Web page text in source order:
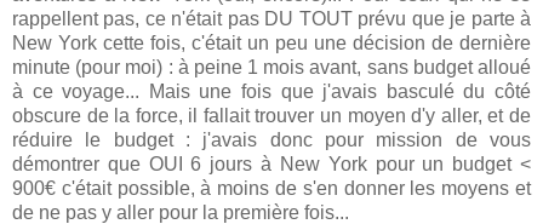
rappellent pas, ce n'était pas DU TOUT prévu que je parte à
New York cette fois, c'était un peu une décision de dernière
minute (pour moi) : à peine 1 mois avant, sans budget alloué
à ce voyage... Mais une fois que j'avais basculé du côté
obscure de la force, il fallait trouver un moyen d'y aller, et de
réduire le budget : j'avais donc pour mission de vous
démontrer que OUI 6 jours à New York pour un budget <
900€ c'était possible, à moins de s'en donner les moyens et
de ne pas y aller pour la première fois...